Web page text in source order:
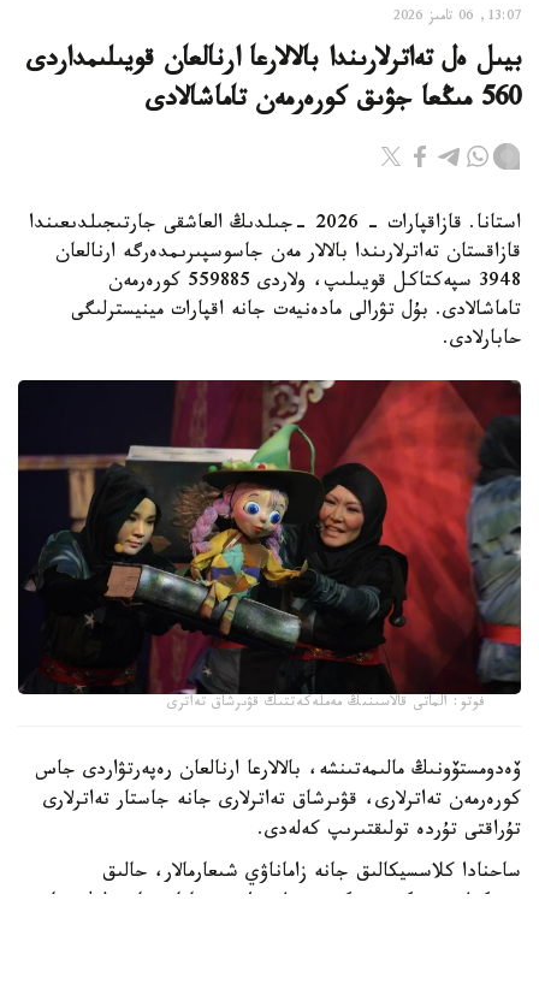
13:07, 06 تامىز 2026
بيىل ەل تەاترلارىندا بالالارعا ارنالعان قويىلىمداردى
560 مىڭعا جۋىق كورەرمەن تاماشالادى
استانا. قازاقپارات - 2026 -جىلدىڭ العاشقى جارتىجىلدىعىندا
قازاقستان تەاترلارىندا بالالار مەن جاسوسپىرىمدەرگە ارنالعان
3948 سپەكتاكل قويىلىپ، ولاردى 559885 كورەرمەن
تاماشالادى. بۇل تۋرالى مادەنيەت جانە اقپارات مينيسترلىگى
حابارلادى.
فوتو: الماتى قالاسىنىڭ مەملەكەتتىك قۋىرشاق تەاترى
ۆەدومستۆونىڭ مالىمەتىنشە، بالالارعا ارنالعان رەپەرتۋاردى جاس
كورەرمەن تەاترلارى، قۋىرشاق تەاترلارى جانە جاستار تەاترلارى
تۇراقتى تۇردە تولىقتىرىپ كەلەدى.
ساحنادا كلاسسيكالىق جانە زاماناۋي شىعارمالار، حالىق